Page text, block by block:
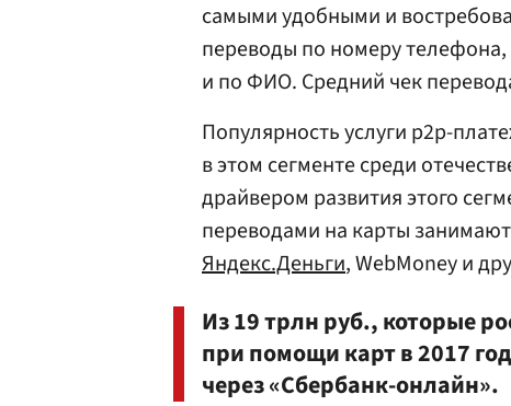
cамыми удобными и
переводы по номеру
и по ФИО. Средний чек
Популярность услуги p2p-
в этом сегменте среди
драйвером развития этого
переводами на карты
Яндекс.Деньги, WebMoney и
Из 19 трлн руб., которые
при помощи карт в 2017
через «Сбербанк-онлайн».